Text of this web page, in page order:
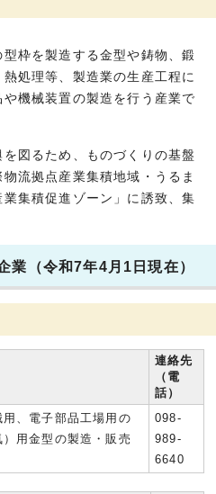
枠を製造する金型や鋳物、鍛
処理等、製造業の生産工程に
機械装置の製造を行う産業で
図るため、ものづくりの基盤
流拠点産業集積地域・うるま
集積促進ゾーン」に誘致、集
業（令和7年4月1日現在）
連絡先
（電
話）
、電子部品工場用の
用金型の製造・販売
098-
989-
6640